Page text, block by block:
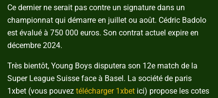
Ce dernier ne serait pas contre un signature dans un
championnat qui démarre en juillet ou août. Cédric Badolo
est évalué à 750 000 euros. Son contrat actuel expire en
décembre 2024.
Très bientôt, Young Boys disputera son 12e match de la
Super League Suisse face à Basel. La société de paris
1xbet (vous pouvez télécharger 1xbet ici) propose les cotes